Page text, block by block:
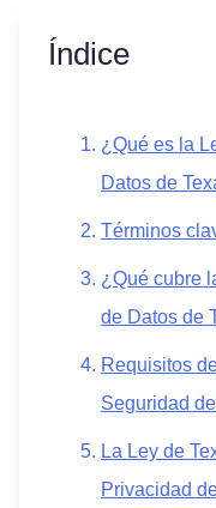
Índice
¿Qué es la
Datos de
Términos
¿Qué cubre
de Datos de
Requisitos
Seguridad
La Ley de
Privacidad